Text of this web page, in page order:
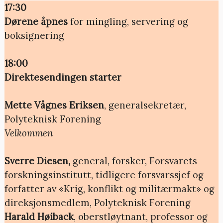
17:30
Dørene åpnes for mingling, servering og
boksignering
18:00
Direktesendingen starter
Mette Vågnes Eriksen, generalsekretær,
Polyteknisk Forening
Velkommen
Sverre Diesen,general, forsker, Forsvarets
forskningsinstitutt, tidligere forsvarssjef og
forfatter av «Krig, konflikt og militærmakt» og
direksjonsmedlem, Polyteknisk Forening
Harald Høiback, oberstløytnant, professor og